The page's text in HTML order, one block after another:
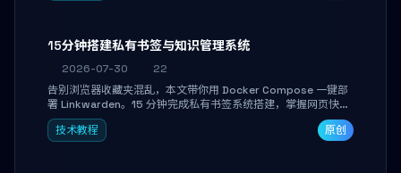
15分钟搭建私有书签与知识管理系统
2026-07-30
22
告别浏览器收藏夹混乱，本文带你用 Docker Compose 一键部
署 Linkwarden。15 分钟完成私有书签系统搭建，掌握网页快照
归档、高亮批注、分类管理与全文搜索。适合开发者与知识工作
者打造个人知识库，资料统一归档，随时检索。
技术教程 原创